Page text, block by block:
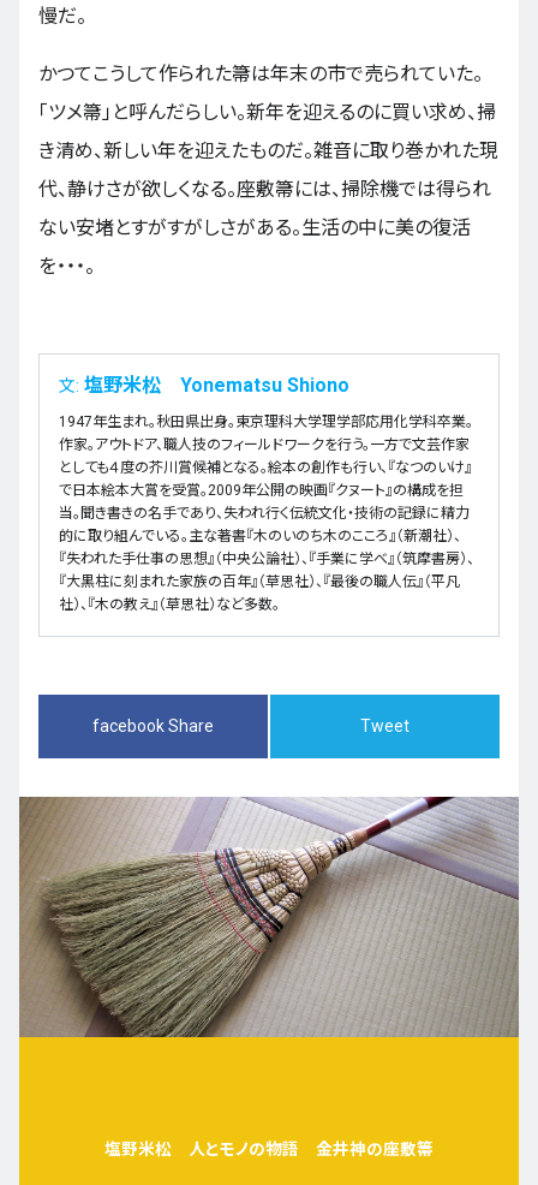
慢だ。
かつてこうして作られた箒は年末の市で売られていた。
「ツメ箒」と呼んだらしい。新年を迎えるのに買い求め、掃
き清め、新しい年を迎えたものだ。雑音に取り巻かれた現
代、静けさが欲しくなる。座敷箒には、掃除機では得られ
ない安堵とすがすがしさがある。生活の中に美の復活
を・・・。
文: 塩野米松 Yonematsu Shiono
1947年生まれ。秋田県出身。東京理科大学理学部応用化学科卒業。
作家。アウトドア、職人技のフィールドワークを行う。一方で文芸作家
としても４度の芥川賞候補となる。絵本の創作も行い、『なつのいけ』
で日本絵本大賞を受賞。2009年公開の映画『クヌート』の構成を担
当。聞き書きの名手であり、失われ行く伝統文化・技術の記録に精力
的に取り組んでいる。主な著書『木のいのち木のこころ』（新潮社）、
『失われた手仕事の思想』（中央公論社）、『手業に学べ』（筑摩書房）、
『大黒柱に刻まれた家族の百年』（草思社）、『最後の職人伝』（平凡
社）、『木の教え』（草思社）など多数。
facebook Share Tweet
塩野米松 人とモノの物語 金井神の座敷箒